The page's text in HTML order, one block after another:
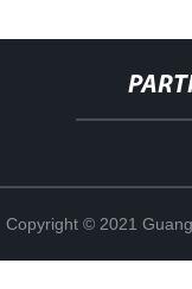
Copyright © 2021